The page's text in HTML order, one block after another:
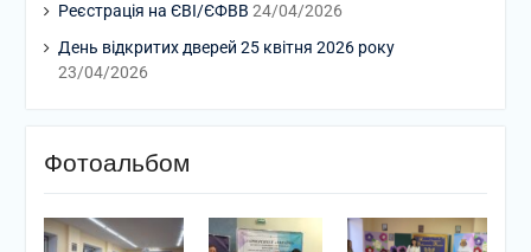
Реєстрація на ЄВІ/ЄФВВ 24/04/2026
День відкритих дверей 25 квітня 2026 року
23/04/2026
Фотоальбом